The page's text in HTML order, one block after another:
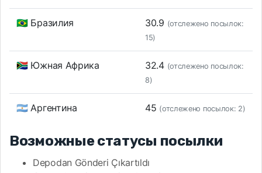
🇧🇷 Бразилия 30.9 (отслежено посылок:
15)
🇿🇦 Южная Африка 32.4 (отслежено посылок:
8)
🇦🇷 Аргентина 45 (отслежено посылок: 2)
Возможные статусы посылки
Depodan Gönderi Çıkartıldı